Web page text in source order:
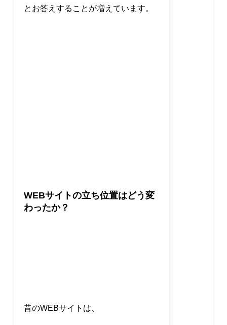
とお答えすることが増えています。
WEBサイトの立ち位置はどう変
わったか？
昔のWEBサイトは、